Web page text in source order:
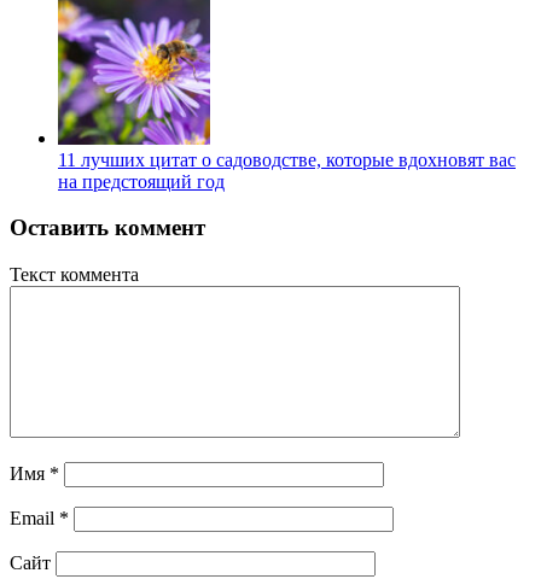
11 лучших цитат о садоводстве, которые вдохновят вас
на предстоящий год
Оставить коммент
Текст коммента
Имя *
Email *
Сайт